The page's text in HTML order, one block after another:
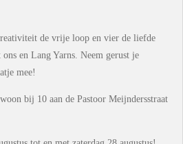
de vrije loop en vier de liefde
en Lang Yarns. Neem gerust je
mee!
bij 10 aan de Pastoor Meijndersstraat